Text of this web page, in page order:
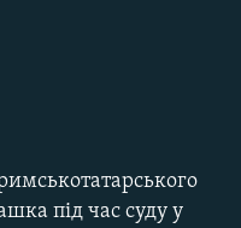
під час суду у